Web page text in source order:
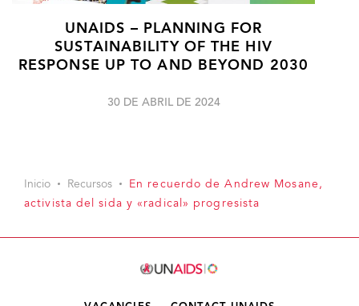
UNAIDS – PLANNING FOR
SUSTAINABILITY OF THE HIV
RESPONSE UP TO AND BEYOND 2030
30 DE ABRIL DE 2024
Inicio Recursos
En recuerdo de Andrew Mosane,
activista del sida y «radical» progresista